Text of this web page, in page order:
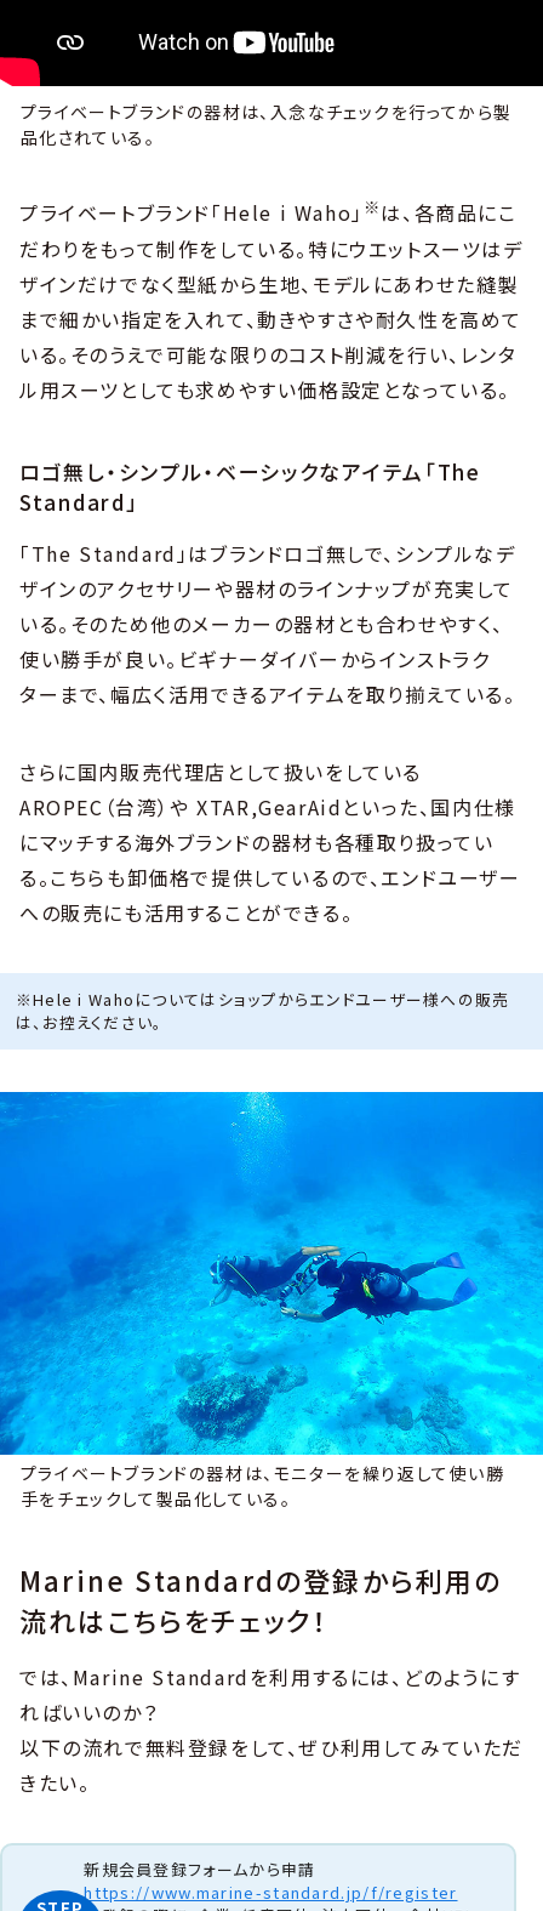
プライベートブランドの器材は、入念なチェックを行ってから製
品化されている。
プライベートブランド「Hele i Waho」 ※は、各商品にこ
だわりをもって制作をしている。特にウエットスーツはデ
ザインだけでなく型紙から生地、モデルにあわせた縫製
まで細かい指定を入れて、動きやすさや耐久性を高めて
いる。そのうえで可能な限りのコスト削減を行い、レンタ
ル用スーツとしても求めやすい価格設定となっている。
ロゴ無し・シンプル・ベーシックなアイテム「The
Standard」
「The Standard」はブランドロゴ無しで、シンプルなデ
ザインのアクセサリーや器材のラインナップが充実して
いる。そのため他のメーカーの器材とも合わせやすく、
使い勝手が良い。ビギナーダイバーからインストラク
ターまで、幅広く活用できるアイテムを取り揃えている。
さらに国内販売代理店として扱いをしている
AROPEC（台湾）や XTAR,GearAidといった、国内仕様
にマッチする海外ブランドの器材も各種取り扱ってい
る。こちらも卸価格で提供しているので、エンドユーザー
への販売にも活用することができる。
※Hele i Wahoについてはショップからエンドユーザー様への販売
は、お控えください。
プライベートブランドの器材は、モニターを繰り返して使い勝
手をチェックして製品化している。
Marine Standardの登録から利用の
流れはこちらをチェック！
では、Marine Standardを利用するには、どのようにす
ればいいのか？
以下の流れで無料登録をして、ぜひ利用してみていただ
きたい。
新規会員登録フォームから申請
https://www.marine-standard.jp/f/register